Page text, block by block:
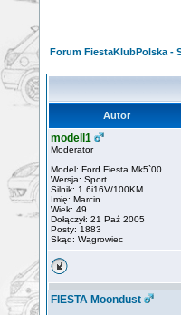
Forum FiestaKlubPolska -
Autor
modell1
Moderator
Model: Ford Fiesta Mk5`00
Wersja: Sport
Silnik: 1.6i16V/100KM
Imię: Marcin
Wiek: 49
Dołączył: 21 Paź 2005
Posty: 1883
Skąd: Wągrowiec
FIESTA Moondust